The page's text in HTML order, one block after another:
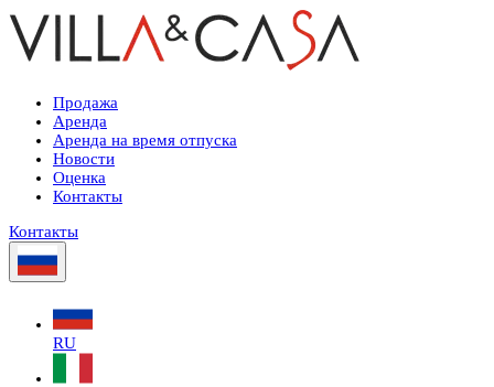
Продажа
Аренда
Аренда на время отпуска
Новости
Оценка
Контакты
Контакты
RU